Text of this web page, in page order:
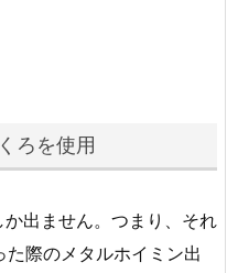
ろを使用
出ません。つまり、それ
際のメタルホイミン出